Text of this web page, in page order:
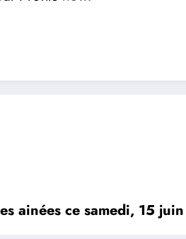
ainées ce samedi, 15 juin